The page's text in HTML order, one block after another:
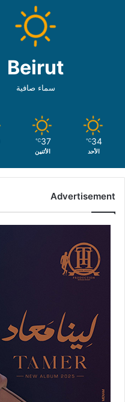
Beirut
سماء صافية
34
℃
الأحد
37
℃
الأثنين
Advertisement